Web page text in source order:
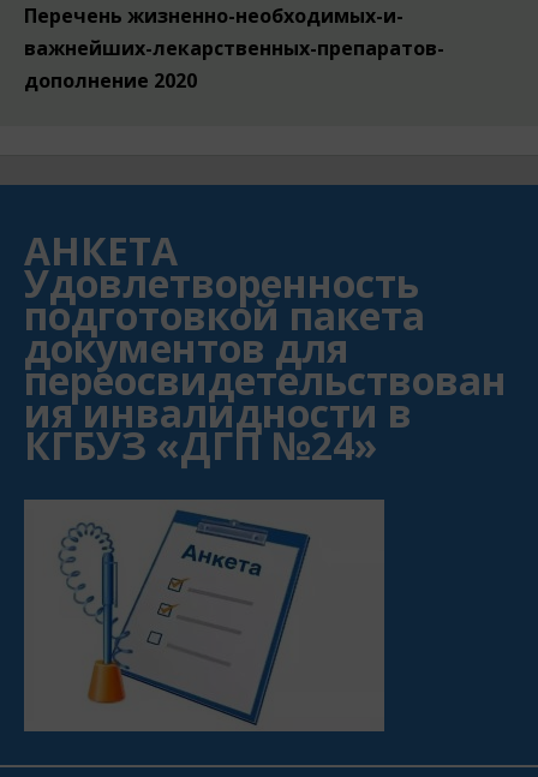
Перечень жизненно-необходимых-и-
важнейших-лекарственных-препаратов-
дополнение 2020
АНКЕТА
Удовлетворенность
подготовкой пакета
документов для
переосвидетельствован
ия инвалидности в
КГБУЗ «ДГП №24»